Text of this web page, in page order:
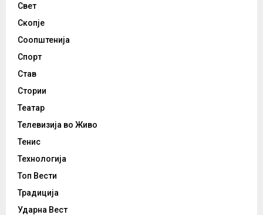
Свет
Скопје
Соопштенија
Спорт
Став
Стории
Театар
Телевизија во Живо
Тенис
Технологија
Топ Вести
Традиција
Ударна Вест